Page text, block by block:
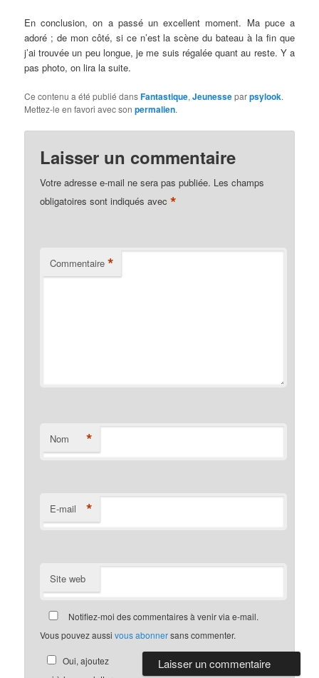
En conclusion, on a passé un excellent moment. Ma puce a
adoré ; de mon côté, si ce n’est la scène du bateau à la fin que
j’ai trouvée un peu longue, je me suis régalée quant au reste. Y a
pas photo, on lira la suite.
Ce contenu a été publié dansFantastique,Jeunesseparpsylook.
Mettez-le en favori avec sonpermalien.
Laisser un commentaire
Votre adresse e-mail ne sera pas publiée. Les champs
obligatoires sont indiqués avec*
Commentaire *
Nom *
E-mail *
Site web
Notifiez-moi des commentaires à venir via e-mail.
Vous pouvez aussivous abonnersans commenter.
Oui, ajoutez